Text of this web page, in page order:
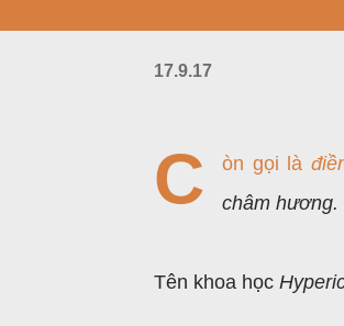
17.9.17
C òn gọi là
châm hương.
Tên khoa học